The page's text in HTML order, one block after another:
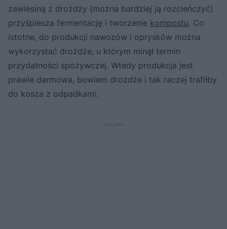
zawiesiną z drożdży (można bardziej ją rozcieńczyć)
przyśpiesza fermentację i tworzenie kompostu. Co
istotne, do produkcji nawozów i oprysków można
wykorzystać drożdże, u którym minął termin
przydatności spożywczej. Wtedy produkcja jest
prawie darmowa, bowiem drożdże i tak raczej trafiłby
do kosza z odpadkami.